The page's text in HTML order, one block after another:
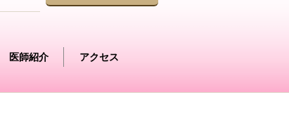
医師紹介 アクセス